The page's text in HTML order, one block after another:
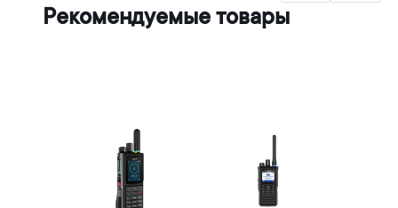
Рекомендуемые товары